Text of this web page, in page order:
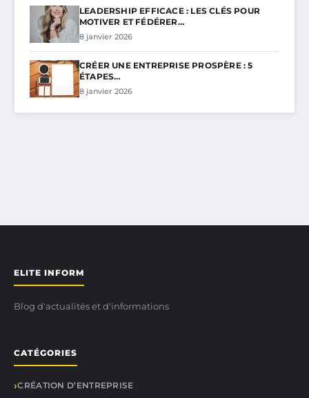
LEADERSHIP EFFICACE : LES CLÉS POUR
MOTIVER ET FÉDÉRER…
8 janvier 2026
CRÉER UNE ENTREPRISE PROSPÈRE : 5
ÉTAPES…
8 janvier 2026
ELITE INFORM
Blog d'actualités et d'informations
CATÉGORIES
CRÉATION D’ENTREPRISE